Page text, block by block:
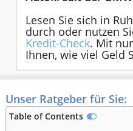
Lesen Sie sich in
durch oder nutzen
Kredit-Check. Mit
Ihnen, wie viel Geld
Unser Ratgeber für Sie:
Table of Contents